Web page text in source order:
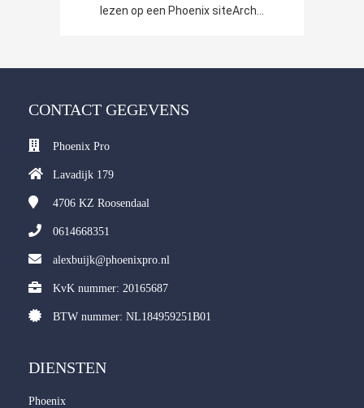
lezen op een Phoenix siteArch...
CONTACT GEGEVENS
Phoenix Pro
Lavadijk 179
4706 KZ Roosendaal
0614668351
alexbuijk@phoenixpro.nl
KvK nummer: 20165687
BTW nummer: NL184959251B01
DIENSTEN
Phoenix